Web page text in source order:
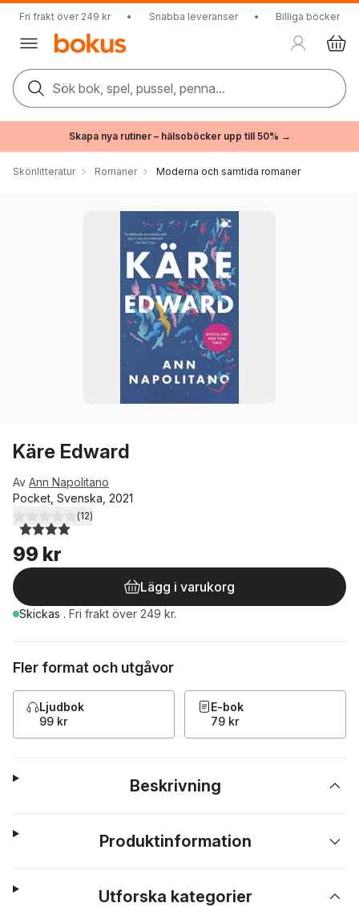
Fri frakt över 249 kr • Snabba leveranser • Billiga böcker
Sök bok, spel, pussel, penna...
Skapa nya rutiner – hälsoböcker upp till 50% →
Skönlitteratur Romaner Moderna och samtida romaner
Käre Edward
Av Ann Napolitano
Pocket, Svenska, 2021
4,0utav 5 stjärnor. Totalt antal röster:
(12)
99 kr
Lägg i varukorg
Skickas . Fri frakt över 249 kr.
Fler format och utgåvor
Ljudbok
99 kr
E-bok
79 kr
Beskrivning
Produktinformation
Utforska kategorier